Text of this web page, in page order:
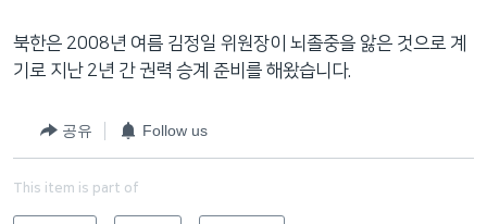
북한은 2008년 여름 김정일 위원장이 뇌졸중을 앓은 것으로 계
기로 지난 2년 간 권력 승계 준비를 해왔습니다.
공유 Follow us
This item is part of